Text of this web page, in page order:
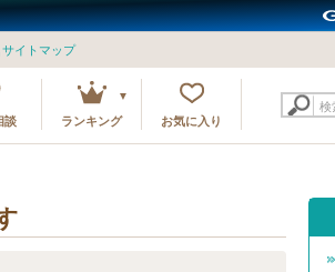
サイトマップ
談 ランキング お気に入り
検